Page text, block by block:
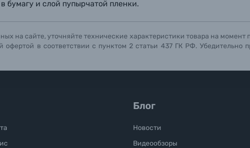
бумагу и слой пупырчатой пленки.
на сайте, уточняйте технические характеристики товара на
в соответствии с пунктом 2 статьи 437 ГК РФ. Убедительно
Блог
Новости
Видеообзоры